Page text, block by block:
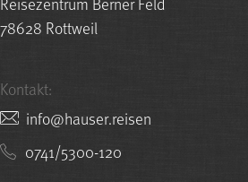
78628 Rottweil
Kontakt:
nesier.resuah@ofni
0741/5300-120